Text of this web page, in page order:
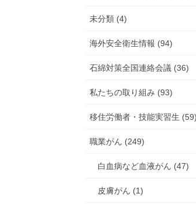
未分類 (4)
海外安全衛生情報 (94)
石綿対策全国連絡会議 (36)
私たちの取り組み (93)
移住労働者・技能実習生 (59)
職業がん (249)
白血病など血液がん (47)
皮膚がん (1)